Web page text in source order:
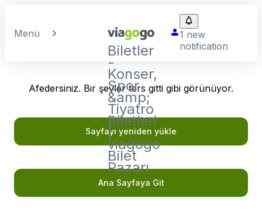
Menü
Biletler
-
Konser,
Spor
&amp;
Tiyatro
Biletleri
|
viagogo
Bilet
Pazarı
1 new
notification
Afedersiniz. Bir şeyler ters gitti gibi görünüyor.
Sayfayı yeniden yükle
Ana Sayfaya Git